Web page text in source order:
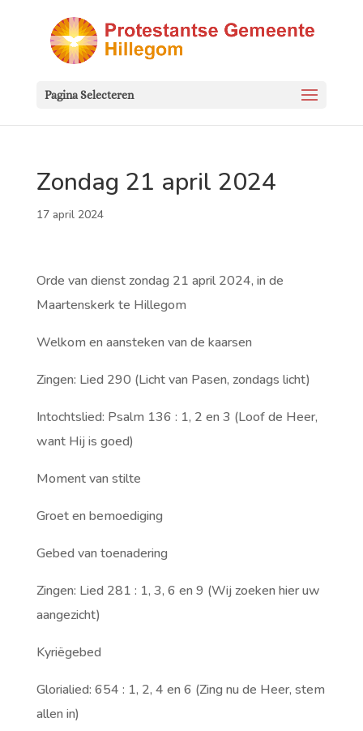
Pagina Selecteren
Zondag 21 april 2024
17 april 2024
Orde van dienst zondag 21 april 2024, in de
Maartenskerk te Hillegom
Welkom en aansteken van de kaarsen
Zingen: Lied 290 (Licht van Pasen, zondags licht)
Intochtslied: Psalm 136 : 1, 2 en 3 (Loof de Heer,
want Hij is goed)
Moment van stilte
Groet en bemoediging
Gebed van toenadering
Zingen: Lied 281 : 1, 3, 6 en 9 (Wij zoeken hier uw
aangezicht)
Kyriëgebed
Glorialied: 654 : 1, 2, 4 en 6 (Zing nu de Heer, stem
allen in)